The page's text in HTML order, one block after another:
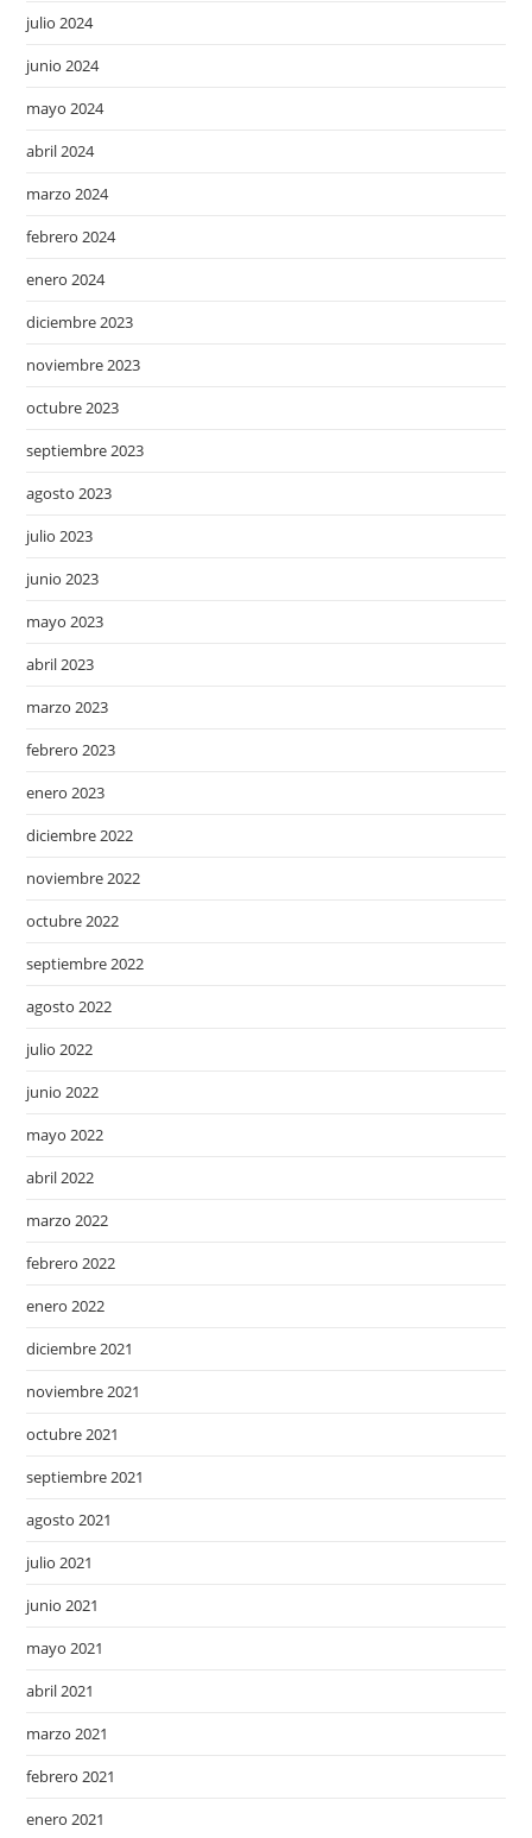
julio 2024
junio 2024
mayo 2024
abril 2024
marzo 2024
febrero 2024
enero 2024
diciembre 2023
noviembre 2023
octubre 2023
septiembre 2023
agosto 2023
julio 2023
junio 2023
mayo 2023
abril 2023
marzo 2023
febrero 2023
enero 2023
diciembre 2022
noviembre 2022
octubre 2022
septiembre 2022
agosto 2022
julio 2022
junio 2022
mayo 2022
abril 2022
marzo 2022
febrero 2022
enero 2022
diciembre 2021
noviembre 2021
octubre 2021
septiembre 2021
agosto 2021
julio 2021
junio 2021
mayo 2021
abril 2021
marzo 2021
febrero 2021
enero 2021